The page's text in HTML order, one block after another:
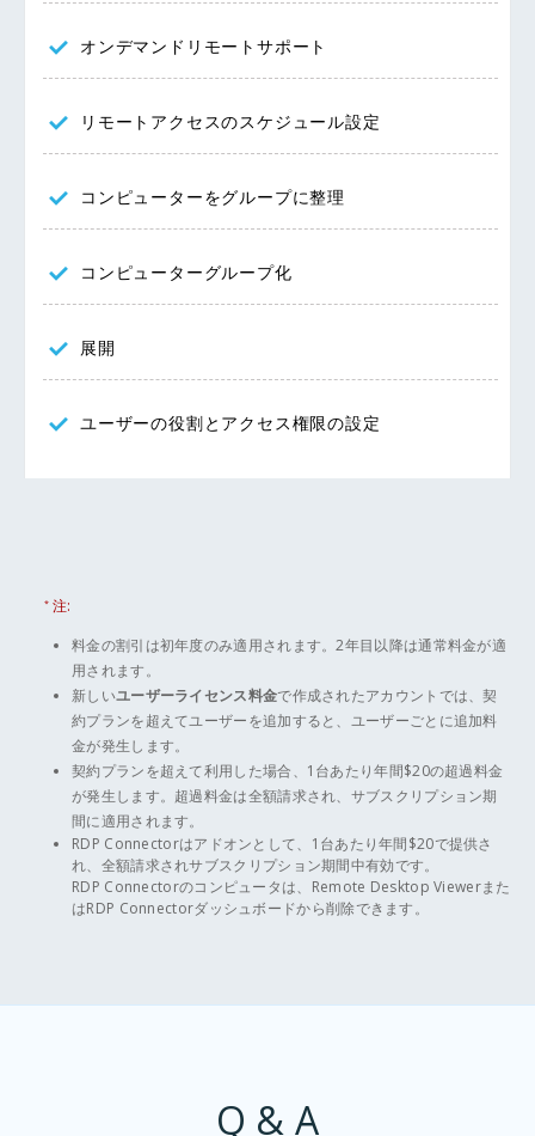
オンデマンドリモートサポート
リモートアクセスのスケジュール設定
コンピューターをグループに整理
コンピューターグループ化
展開
ユーザーの役割とアクセス権限の設定
* 注:
料金の割引は初年度のみ適用されます。2年目以降は通常料金が適
用されます。
新しいユーザーライセンス料金で作成されたアカウントでは、契
約プランを超えてユーザーを追加すると、ユーザーごとに追加料
金が発生します。
契約プランを超えて利用した場合、1台あたり年間$20の超過料金
が発生します。超過料金は全額請求され、サブスクリプション期
間に適用されます。
RDP Connectorはアドオンとして、1台あたり年間$20で提供さ
れ、全額請求されサブスクリプション期間中有効です。
RDP Connectorのコンピュータは、Remote Desktop Viewerまた
はRDP Connectorダッシュボードから削除できます。
Q & A